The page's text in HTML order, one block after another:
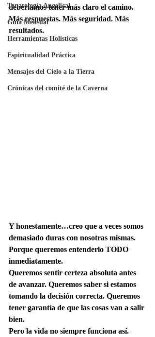
Tanatología Angelical
Guía Mensual
Herramientas Holísticas
Espiritualidad Práctica
Mensajes del Cielo a la Tierra
Crónicas del comité de la Caverna
deberíamos tener más claro el camino.
Más respuestas. Más seguridad. Más
resultados.
Y honestamente…creo que a veces somos
demasiado duras con nosotras mismas.
Porque queremos entenderlo TODO
inmediatamente.
Queremos sentir certeza absoluta antes
de avanzar. Queremos saber si estamos
tomando la decisión correcta. Queremos
tener garantía de que las cosas van a salir
bien.
Pero la vida no siempre funciona así.